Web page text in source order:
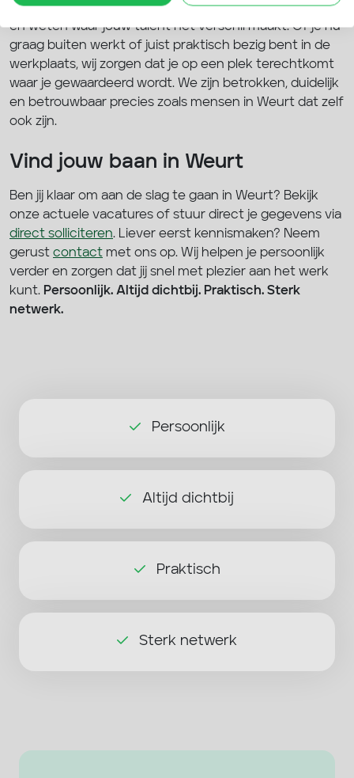
Wij kennen de bedrijven in en rond Weurt persoonlijk
en weten waar jouw talent het verschil maakt. Of je nu
graag buiten werkt of juist praktisch bezig bent in de
werkplaats, wij zorgen dat je op een plek terechtkomt
waar je gewaardeerd wordt. We zijn betrokken, duidelijk
en betrouwbaar precies zoals mensen in Weurt dat zelf
ook zijn.
Vind jouw baan in Weurt
Ben jij klaar om aan de slag te gaan in Weurt? Bekijk
onze actuele vacatures of stuur direct je gegevens via
direct solliciteren. Liever eerst kennismaken? Neem
gerust contact met ons op. Wij helpen je persoonlijk
verder en zorgen dat jij snel met plezier aan het werk
kunt. Persoonlijk. Altijd dichtbij. Praktisch. Sterk
netwerk.
Persoonlijk
Altijd dichtbij
Praktisch
Sterk netwerk